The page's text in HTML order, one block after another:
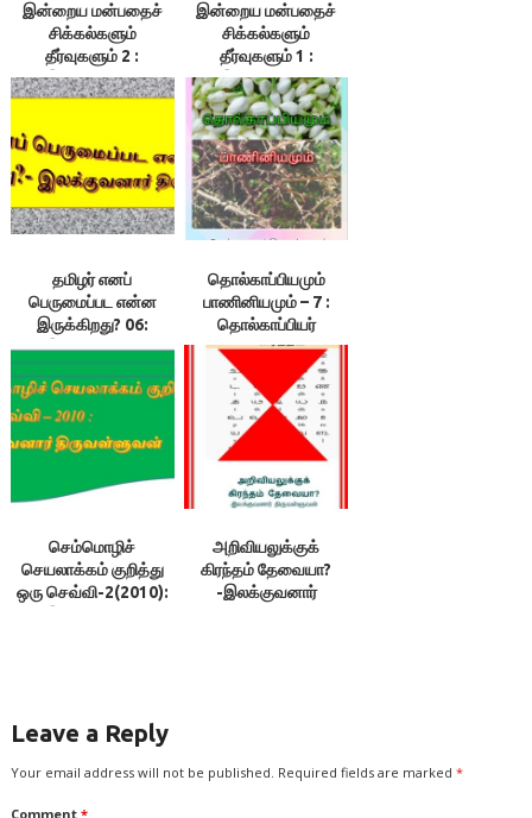
இன்றைய மன்பதைச்
சிக்கல்களும்
தீர்வுகளும் 2 :
இலக்குவனார்
திருவள்ளுவன்
இன்றைய மன்பதைச்
சிக்கல்களும்
தீர்வுகளும் 1 :
இலக்குவனார்
திருவள்ளுவன்
தமிழர் எனப்
பெருமைப்பட என்ன
இருக்கிறது? 06:
இலக்குவனார்
திருவள்ளுவன்
தொல்காப்பியமும்
பாணினியமும் – 7 :
தொல்காப்பியர்
குறிப்பிடும் சொற்கள்
யாவும் தமிழே-
இலக்குவனார்
திருவள்ளுவன்
செம்மொழிச்
செயலாக்கம் குறித்து
ஒரு செவ்வி-2(2010):
அறிவியலுக்குக்
கிரந்தம் தேவையா?
-இலக்குவனார்
Leave a Reply
Your email address will not be published. Required fields are marked *
Comment *